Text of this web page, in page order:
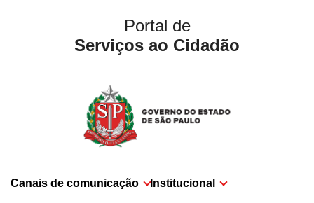
Portal de
Serviços ao Cidadão
Canais de comunicação Institucional